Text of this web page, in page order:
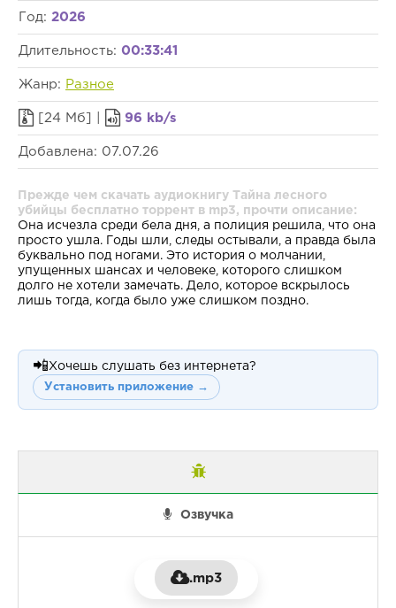
Год: 2026
Длительность: 00:33:41
Жанр: Разное
[24 Мб] | 96 kb/s
Добавлена: 07.07.26
Прежде чем скачать аудиокнигу Тайна лесного
убийцы бесплатно торрент в mp3, прочти описание:
Она исчезла среди бела дня, а полиция решила, что она
просто ушла. Годы шли, следы остывали, а правда была
буквально под ногами. Это история о молчании,
упущенных шансах и человеке, которого слишком
долго не хотели замечать. Дело, которое вскрылось
лишь тогда, когда было уже слишком поздно.
📲Хочешь слушать без интернета?
Установить приложение →
Озвучка
.mp3